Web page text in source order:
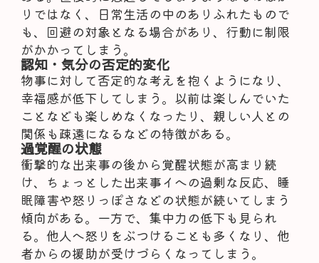
りではなく、日常生活の中のありふれたもので
も、回避の対象となる場合があり、行動に制限
がかかってしまう。
認知・気分の否定的変化
物事に対して否定的な考えを抱くようになり、
幸福感が低下してしまう。以前は楽しんでいた
ことなども楽しめなくなったり、親しい人との
関係も疎遠になるなどの特徴がある。
過覚醒の状態
衝撃的な出来事の後から覚醒状態が高まり続
け、ちょっとした出来事イへの過剰な反応、睡
眠障害や怒りっぽさなどの状態が続いてしまう
傾向がある。一方で、集中力の低下も見られ
る。他人へ怒りをぶつけることも多くなり、他
者からの援助が受けづらくなってしまう。